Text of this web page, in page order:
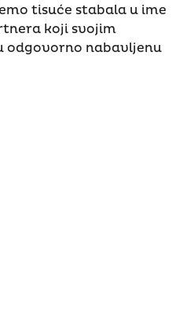
tisuće stabala u ime
koji svojim
odgovorno nabavljenu